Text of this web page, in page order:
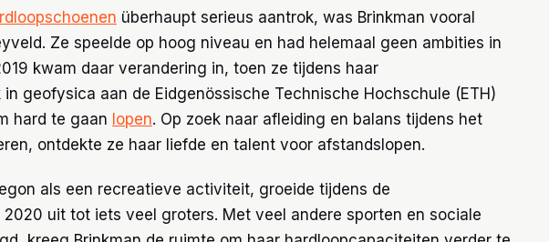
überhaupt serieus aantrok, was Brinkman vooral
Ze speelde op hoog niveau en had helemaal geen ambities in
kwam daar verandering in, toen ze tijdens haar
geofysica aan de Eidgenössische Technische Hochschule (ETH)
hard te gaan lopen. Op zoek naar afleiding en balans tijdens het
ontdekte ze haar liefde en talent voor afstandslopen.
als een recreatieve activiteit, groeide tijdens de
2020 uit tot iets veel groters. Met veel andere sporten en sociale